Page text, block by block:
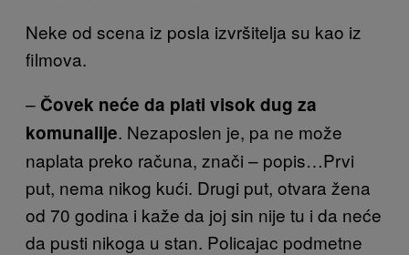
Neke od scena iz posla izvršitelja su kao iz
filmova.
– Čovek neće da plati visok dug za
komunalije. Nezaposlen je, pa ne može
naplata preko računa, znači – popis…Prvi
put, nema nikog kući. Drugi put, otvara žena
od 70 godina i kaže da joj sin nije tu i da neće
da pusti nikoga u stan. Policajac podmetne